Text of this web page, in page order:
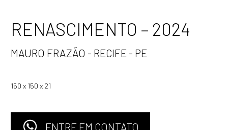
RENASCIMENTO – 2024
MAURO FRAZÃO - RECIFE - PE
150 x 150 x 21
ENTRE EM CONTATO